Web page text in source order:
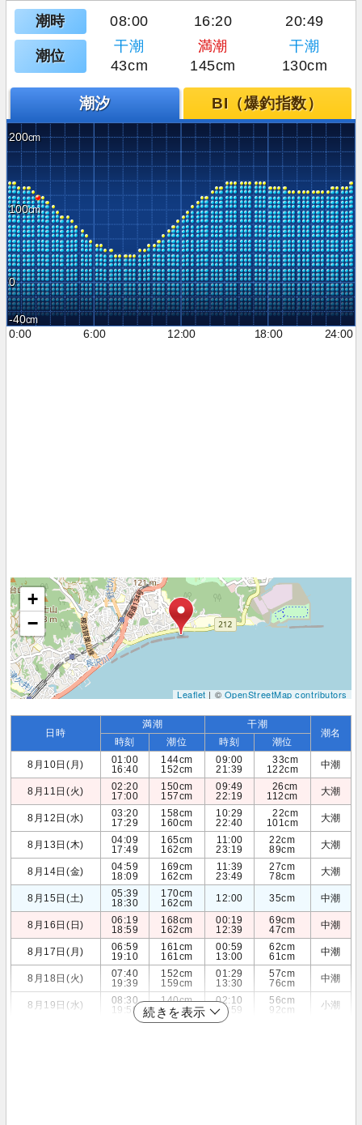
潮時 08:00 16:20 20:49
潮位
干潮 満潮
干潮
43cm
145cm 130cm
潮汐 BI（爆釣指数）
200
100
0
-40
0:00
6:00 12:00 18:00 24:00
+
−
Leaflet| ©OpenStreetMap contributors
日時
満潮 干潮
潮名
時刻 潮位 時刻
潮位
8月10日(月)
01:00
16:40
144cm
152cm
09:00
21:39
33cm
122cm
中潮
8月11日(火)
02:20
17:00
150cm
157cm
09:49
22:19
26cm
112cm
大潮
8月12日(水)
03:20
17:29
158cm
160cm
10:29
22:40
22cm
101cm
大潮
8月13日(木)
04:09
17:49
165cm
162cm
11:00
23:19
22cm
89cm
大潮
8月14日(金)
04:59
18:09
169cm
162cm
11:39
23:49
27cm
78cm
大潮
8月15日(土)
05:39
18:30
170cm
162cm
12:00 35cm 中潮
8月16日(日)
06:19
18:59
168cm
162cm
00:19
12:39
69cm
47cm
中潮
8月17日(月)
06:59
19:10
161cm
161cm
00:59
13:00
62cm
61cm
中潮
8月18日(火)
07:40
19:39
152cm
159cm
01:29
13:30
57cm
76cm
中潮
8月19日(水)
08:30
19:59
140cm
157cm
02:10
13:59
56cm
92cm
小潮
続きを表示